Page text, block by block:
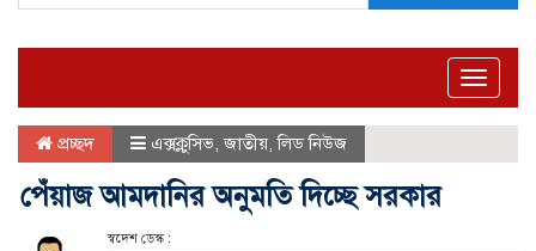
Toggle
প্রচ্ছদ এক্সক্লুসিভ ,জাতীয় ,লিড নিউজ
পেঁয়াজ আমদানির অনুমতি দিচ্ছে সরকার
স্বদেশ ডেস্ক :